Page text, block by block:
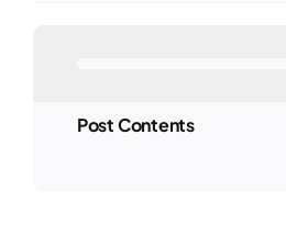
Post Contents